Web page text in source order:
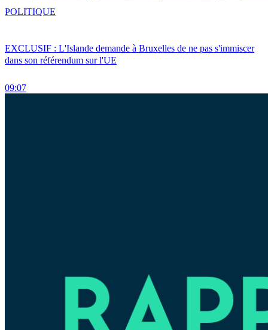
EXCLUSIF : L'Islande demande à Bruxelles de ne pas s'immiscer
dans son référendum sur l'UE
09:07
POLITIQUE